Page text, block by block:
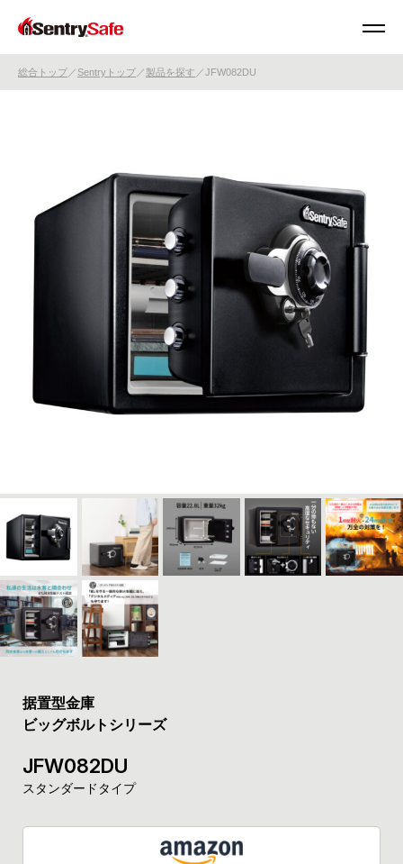
総合トップ Sentryトップ 製品を探す JFW082DU
据置型金庫
ビッグボルトシリーズ
JFW082DU
スタンダード